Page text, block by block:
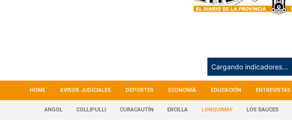
Cargando indicadores...
HOME AVISOS JUDICIALES DEPORTES ECONOMÍA EDUCACIÓN ENTREVISTAS
ANGOL COLLIPULLI CURACAUTÍN ERCILLA LONQUIMAY LOS SAUCES